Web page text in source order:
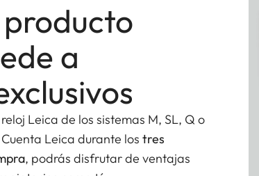
a
Leica de los sistemas M, SL, Q o
Leica durante los tres
, podrás disfrutar de ventajas